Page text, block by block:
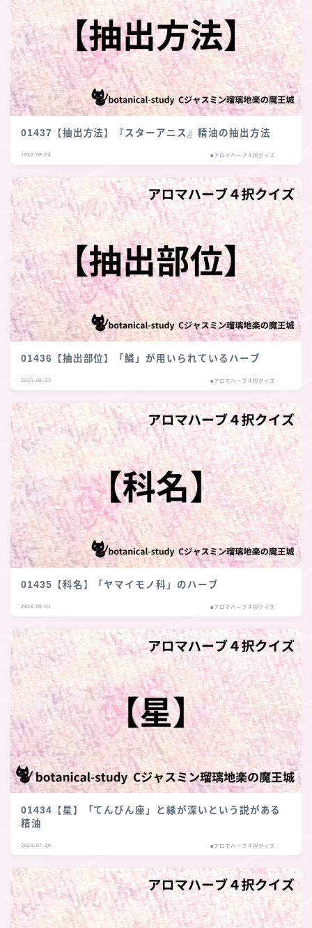
01437【抽出方法】『スターアニス』精油の抽出方法
2026.08.04 ■アロマハーブ４択クイズ
01436【抽出部位】「鱗」が用いられているハーブ
2026.08.03 ■アロマハーブ４択クイズ
01435【科名】「ヤマイモノ科」のハーブ
2026.08.01 ■アロマハーブ４択クイズ
01434【星】「てんびん座」と縁が深いという説がある
精油
2026.07.30 ■アロマハーブ４択クイズ